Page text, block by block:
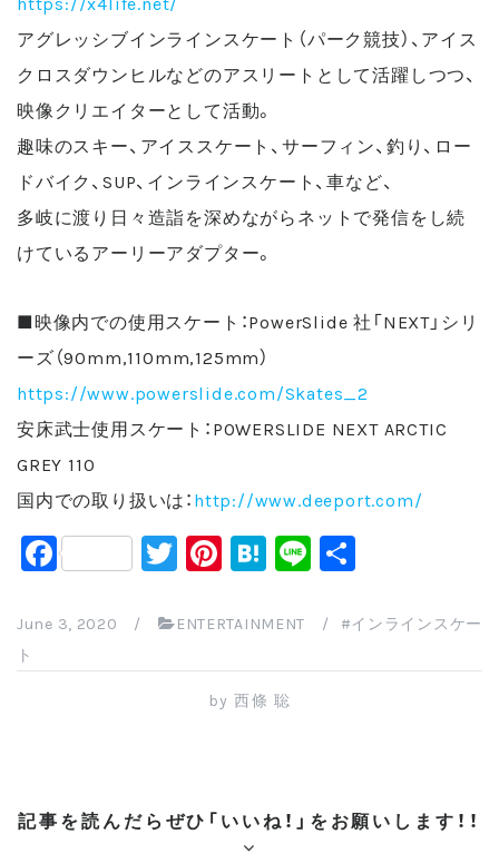
アグレッシブインラインスケート（パーク競技）、アイス
クロスダウンヒルなどのアスリートとして活躍しつつ、
映像クリエイターとして活動。
趣味のスキー、アイススケート、サーフィン、釣り、ロー
ドバイク、SUP、インラインスケート、車など、
多岐に渡り日々造詣を深めながらネットで発信をし続
けているアーリーアダプター。
■映像内での使用スケート：PowerSlide 社「NEXT」シリ
ーズ（90mm,110mm,125mm）
https://www.powerslide.com/Skates_2
安床武士使用スケート：POWERSLIDE NEXT ARCTIC
GREY 110
国内での取り扱いは：http://www.deeport.com/
F
a
c
e
k
T
wi
tt
er
Pi
nt
er
e
st
H
at
e
n
a
Li
n
e
June 3, 2020 / ENTERTAINMENT /
インラインスケー
ト
by西條 聡
記事を読んだらぜひ「いいね！」をお願いします！！